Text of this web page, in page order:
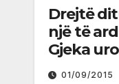
Drejtë
një të
Gjeka
Ri shkollor
01/09/2015